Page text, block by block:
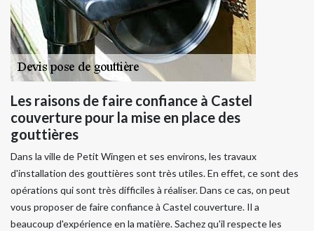
Les raisons de faire confiance à Castel
couverture pour la mise en place des
gouttières
Dans la ville de Petit Wingen et ses environs, les travaux
d'installation des gouttières sont très utiles. En effet, ce sont des
opérations qui sont très difficiles à réaliser. Dans ce cas, on peut
vous proposer de faire confiance à Castel couverture. Il a
beaucoup d'expérience en la matière. Sachez qu'il respecte les